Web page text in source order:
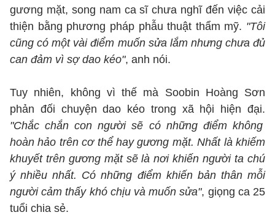
gương mặt, song nam ca sĩ chưa nghĩ đến việc cải
thiện bằng phương pháp phẫu thuật thẩm mỹ. "Tôi
cũng có một vài điểm muốn sửa lắm nhưng chưa đủ
can đảm vì sợ dao kéo", anh nói.
Tuy nhiên, không vì thế mà Soobin Hoàng Sơn
phản đối chuyện dao kéo trong xã hội hiện đại.
"Chắc chắn con người sẽ có những điểm không
hoàn hảo trên cơ thể hay gương mặt. Nhất là khiếm
khuyết trên gương mặt sẽ là nơi khiến người ta chú
ý nhiều nhất. Có những điểm khiến bản thân mỗi
người cảm thấy khó chịu và muốn sửa", giọng ca 25
tuổi chia sẻ.